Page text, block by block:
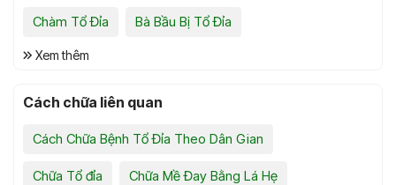
Chàm Tổ Đỉa Bà Bầu Bị Tổ Đỉa
Xem thêm
Cách chữa liên quan
Cách Chữa Bệnh Tổ Đỉa Theo Dân Gian
Chữa Tổ đỉa Chữa Mề Đay Bằng Lá Hẹ